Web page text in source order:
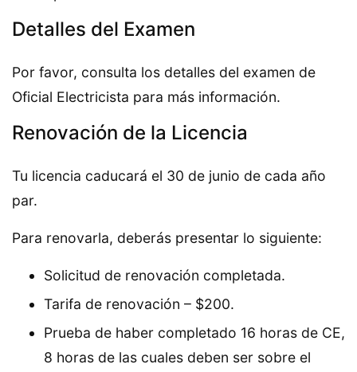
Detalles del Examen
Por favor, consulta los detalles del examen de
Oficial Electricista para más información.
Renovación de la Licencia
Tu licencia caducará el 30 de junio de cada año
par.
Para renovarla, deberás presentar lo siguiente:
Solicitud de renovación completada.
Tarifa de renovación – $200.
Prueba de haber completado 16 horas de CE,
8 horas de las cuales deben ser sobre el